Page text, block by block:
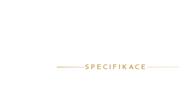
SPECIFIKACE